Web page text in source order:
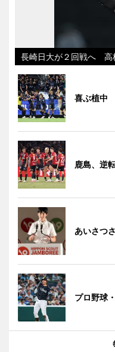
長崎日大が２回戦へ 高
喜ぶ植中
鹿島、逆
あいさつ
プロ野球